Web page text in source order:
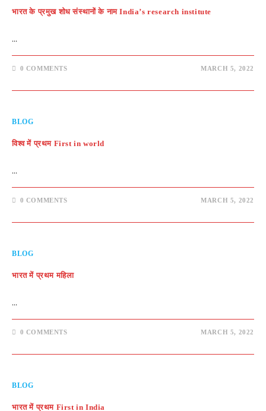
भारत के प्रमुख शोध संस्थानों के नाम India’s research institute
…
0 COMMENTS MARCH 5, 2022
BLOG
विश्व में प्रथम First in world
…
0 COMMENTS MARCH 5, 2022
BLOG
भारत में प्रथम महिला
…
0 COMMENTS MARCH 5, 2022
BLOG
भारत में प्रथम First in India